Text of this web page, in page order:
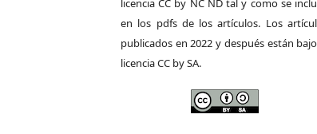
licencia CC by NC ND tal y como se
en los pdfs de los artículos. Los
publicados en 2022 y después están
licencia CC by SA.